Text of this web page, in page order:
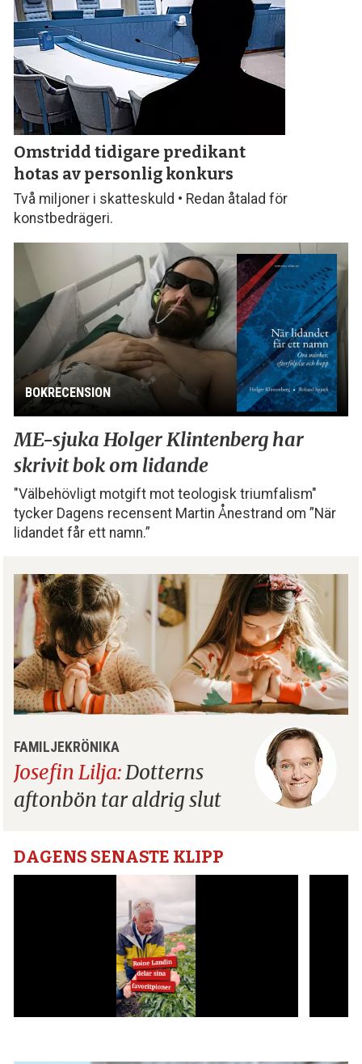
Omstridd tidigare predikant
hotas av personlig konkurs
Två miljoner i skatteskuld • Redan åtalad för
konstbedrägeri.
BOKRECENSION
ME-sjuka Holger Klintenberg har
skrivit bok om lidande
"Välbehövligt motgift mot teologisk triumfalism"
tycker Dagens recensent Martin Ånestrand om ”När
lidandet får ett namn.”
FAMILJEKRÖNIKA
Josefin Lilja:Dotterns
aftonbön tar aldrig slut
DAGENS SENASTE KLIPP